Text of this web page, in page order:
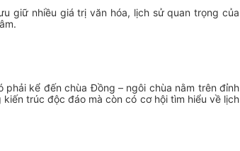
giữ nhiều giá trị văn hóa, lịch sử quan trọng của
kể đến chùa Đồng – ngôi chùa nằm trên đỉnh
trúc độc đáo mà còn có cơ hội tìm hiểu về lịch